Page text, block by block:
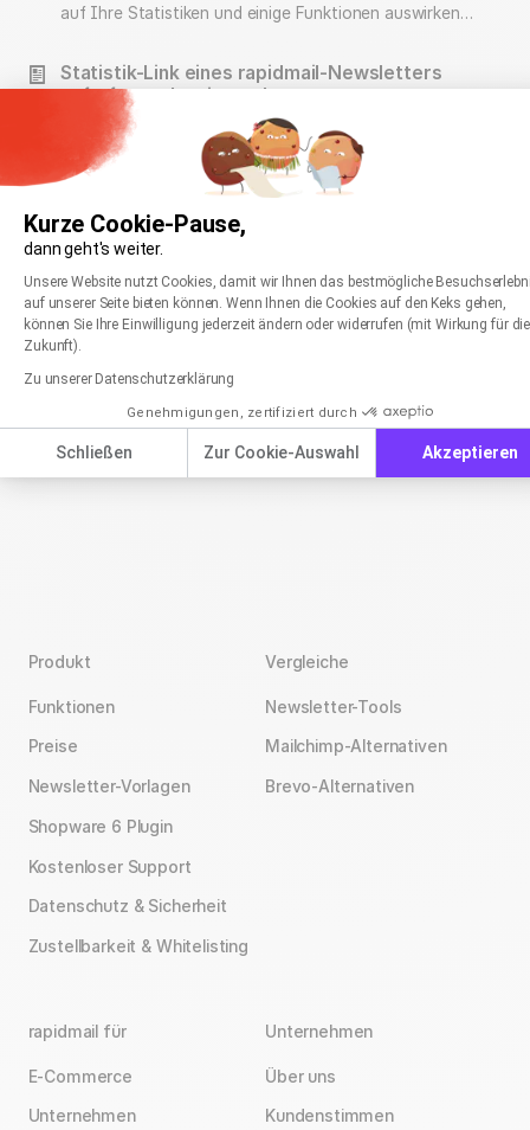
Kurze Cookie-Pause,
dann geht's weiter.
Einwilligungsmanagementplattform: Passen
Unsere Website nutzt Cookies, damit wir Ihnen das bestmögliche
auf unserer Seite bieten können. Wenn Ihnen die Cookies auf den Keks gehen,
können Sie Ihre Einwilligung jederzeit ändern oder widerrufen (mit Wirkung für die
Zukunft).
Zu unserer Datenschutzerklärung
Genehmigungen, zertifiziert durch
Schließen Zur Cookie-Auswahl Akzeptieren
Axeptio consent
auf Ihre Statistiken und einige Funktionen auswirken
Statistik-Link eines rapidmail-Newsletters
aufrufen und weitergeben
Nach jedem Versand erstellt rapidmail eine
automatische Auswertung zu Ihrem versendeten
Mailing, die alle wichtigen Kennzahlen enthält. Bei
Bedarf können Sie einen Link zur Statistik mit anderen
teilen.
Kennzahlen eines Mailings exportieren
In der Statistik zu Ihrem Mailing finden Sie
verschiedene Kennzahlen, z. B. Öffnungen, Klicks,
Bounces und mehr. Möchten Sie eine Übersicht einer
oder mehrerer Kennzahlen exportieren, geht das wie
folgt.
Warum tauchen kryptische E-Mail-Adressen in
der Empfängerstatistik auf?
Wenn Sie eine kryptische, Ihnen unbekannte E-Mail-
das den Hintergrund haben, dass Sie die ursprüngliche
E-Mail-Adresse gelöscht haben.
Produkt
Funktionen
Preise
Newsletter-Vorlagen
Shopware 6 Plugin
Kostenloser Support
Datenschutz & Sicherheit
Zustellbarkeit & Whitelisting
Vergleiche
Newsletter-Tools
Mailchimp-Alternativen
Brevo-Alternativen
rapidmail für
E-Commerce
Unternehmen
Unternehmen
Über uns
Kundenstimmen